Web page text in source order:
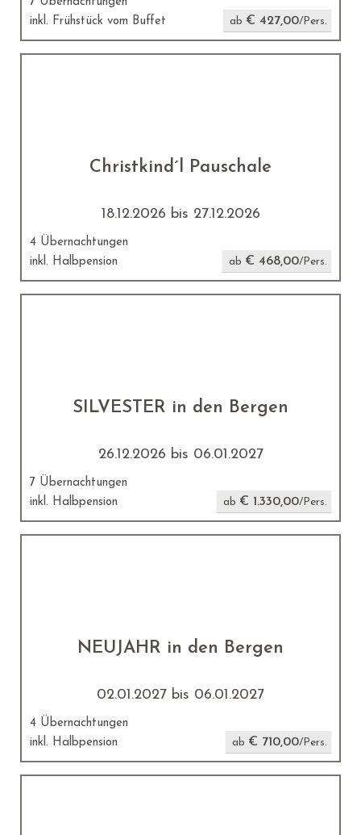
inkl. Frühstück vom Buffet
ab € 427,00/Pers.
Christkind´l Pauschale
18.12.2026 bis 27.12.2026
4 Übernachtungen
inkl. Halbpension
ab € 468,00/Pers.
SILVESTER in den Bergen
26.12.2026 bis 06.01.2027
7 Übernachtungen
inkl. Halbpension
ab € 1.330,00/Pers.
NEUJAHR in den Bergen
02.01.2027 bis 06.01.2027
4 Übernachtungen
inkl. Halbpension
ab € 710,00/Pers.